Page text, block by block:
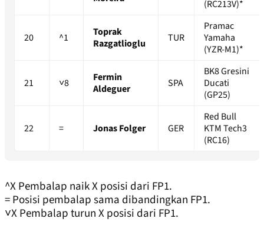
(RC213V)*
20 ^1
Toprak
Razgatlioglu
TUR
Pramac
Yamaha
(YZR-M1)*
21 ˅8
Fermin
Aldeguer
SPA
BK8 Gresini
Ducati
(GP25)
22 = Jonas Folger GER
Red Bull
KTM Tech3
(RC16)
^X Pembalap naik X posisi dari FP1.
= Posisi pembalap sama dibandingkan FP1.
˅X Pembalap turun X posisi dari FP1.